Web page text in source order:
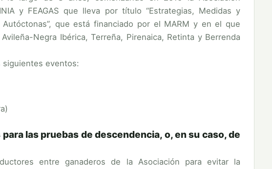
y FEAGAS que lleva por título “Estrategias, Medidas y
que está financiado por el MARM y en el que
Negra Ibérica, Terreña, Pirenaica, Retinta y Berrenda
siguientes eventos:
las pruebas de descendencia, o, en su caso, de
entre ganaderos de la Asociación para evitar la